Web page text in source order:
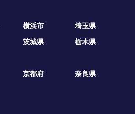
横浜市
埼玉県
茨城県 栃木県
京都府
奈良県